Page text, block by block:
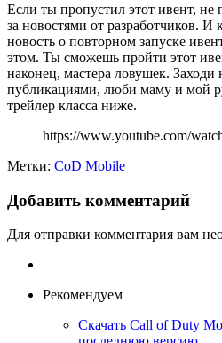
Если ты пропустил этот ивент, не
за новостями от разработчиков. И
новость о повторном запуске
этом. Ты сможешь пройти этот
наконец, мастера ловушек. Заходи
публикациями, люби маму и мой
трейлер класса ниже.
https://www.youtube.com/
Метки: CoD Mobile
Добавить комментарий
Для отправки комментария вам
Рекомендуем
Скачать Call of Duty